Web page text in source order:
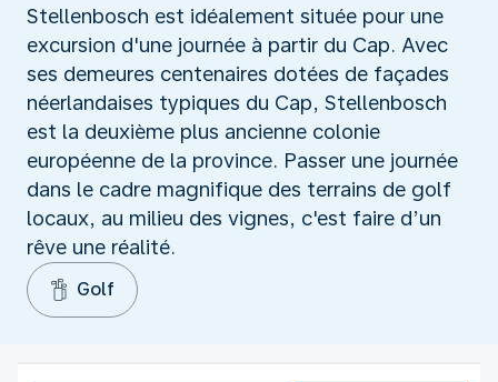
Stellenbosch est idéalement située pour une
excursion d'une journée à partir du Cap. Avec
ses demeures centenaires dotées de façades
néerlandaises typiques du Cap, Stellenbosch
est la deuxième plus ancienne colonie
européenne de la province. Passer une journée
dans le cadre magnifique des terrains de golf
locaux, au milieu des vignes, c'est faire d’un
rêve une réalité.
Golf